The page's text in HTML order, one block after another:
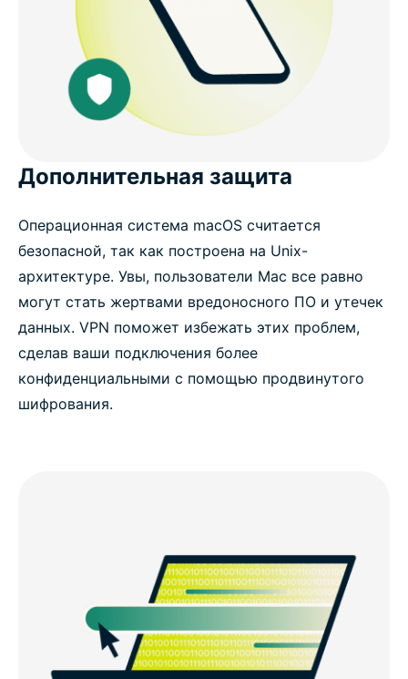
Дополнительная защита
Операционная система macOS считается
безопасной, так как построена на Unix-
архитектуре. Увы, пользователи Mac все равно
могут стать жертвами вредоносного ПО и утечек
данных. VPN поможет избежать этих проблем,
сделав ваши подключения более
конфиденциальными с помощью продвинутого
шифрования.